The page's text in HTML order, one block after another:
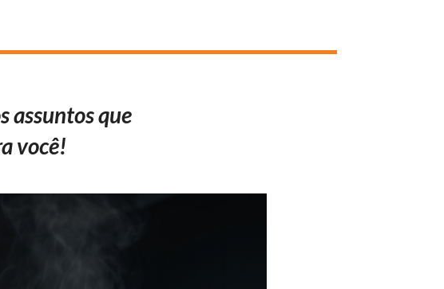
assuntos que
você!